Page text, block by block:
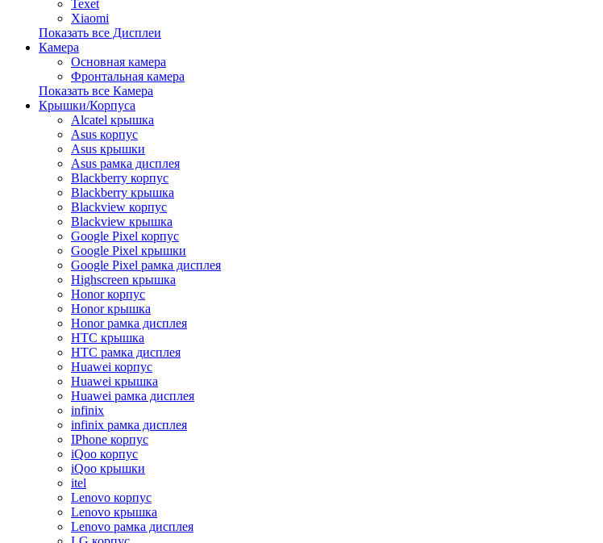
Texet
Xiaomi
Показать все Дисплеи
Камера
Основная камера
Фронтальная камера
Показать все Камера
Крышки/Корпуса
Alcatel крышка
Asus корпус
Asus крышки
Asus рамка дисплея
Blackberry корпус
Blackberry крышка
Blackview корпус
Blackview крышка
Google Pixel корпус
Google Pixel крышки
Google Pixel рамка дисплея
Highscreen крышка
Honor корпус
Honor крышка
Honor рамка дисплея
HTC крышка
HTC рамка дисплея
Huawei корпус
Huawei крышка
Huawei рамка дисплея
infinix
infinix рамка дисплея
IPhone корпус
iQoo корпус
iQoo крышки
itel
Lenovo корпус
Lenovo крышка
Lenovo рамка дисплея